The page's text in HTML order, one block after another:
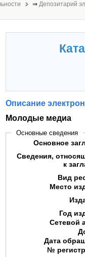
⇒ Депозитарий
Описание
Молодые медиа
Основные сведения
Основное
Сведения,
к
Вид
Место
Год
Сетевой
Дата
№